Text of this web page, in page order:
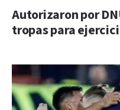
Autorizaron por
tropas para